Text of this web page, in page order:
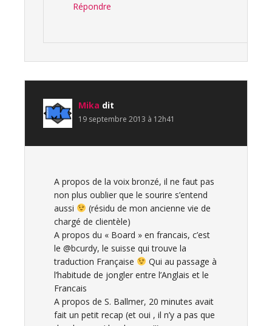
Répondre
Mika dit
19 septembre 2013 à 12h41
A propos de la voix bronzé, il ne faut pas
non plus oublier que le sourire s’entend
aussi
(résidu de mon ancienne vie de
chargé de clientèle)
A propos du « Board » en francais, c’est
le @bcurdy, le suisse qui trouve la
traduction Française
Qui au passage à
l’habitude de jongler entre l’Anglais et le
Francais
A propos de S. Ballmer, 20 minutes avait
fait un petit recap (et oui , il n’y a pas que